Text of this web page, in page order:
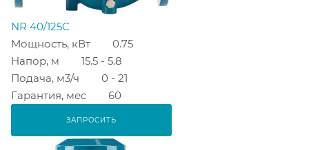
NR 40/125C
Мощность, кВт
0.75
Напор, м
15.5 - 5.8
Подача, м3/ч
0 - 21
Гарантия, мес
60
ЗАПРОСИТЬ